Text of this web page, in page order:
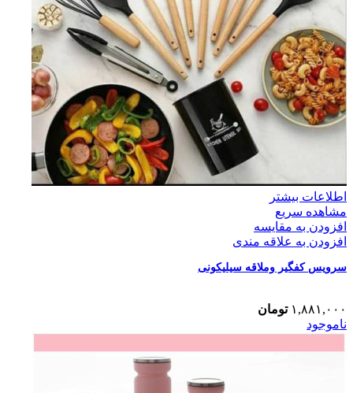
اطلاعات بیشتر
مشاهده سریع
افزودن به مقایسه
افزودن به علاقه مندی
سرویس کفگیر وملاقه سیلیکونی
۱,۸۸۱,۰۰۰ تومان
ناموجود